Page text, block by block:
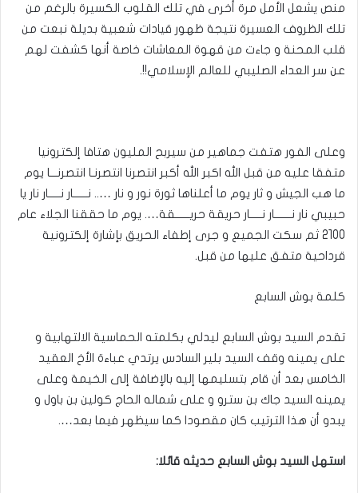
منص يشعل الأمل مرة أخرى في تلك القلوب الكسيرة بالرغم من
تلك الظروف العسيرة نتيجة ظهور قيادات شعبية بديلة نبعت من
قلب المحنة و جاءت من قهوة المعاشات خاصة أنها كشفت لهم
عن سر العداء الصليبي للعالم الإسلامي!!.
وعلى الفور هتفت جماهير من سيربح المليون هتافا إلكترونيا
متفقا عليه من قبل الله اكبر الله أكبر انتصرنا انتصرنـا انتصرنـــا يوم
ما هب الجيش و ثار يوم ما أعلناها ثورة نور و نار ….. نــــــار نـــــار نار يا
حبيبي نار نـــــــار نـــــار حريقة حريــــــقة…. يوم ما حققنا الجلاء عام
2100 ثم سكت الجميع و جرى إطفاء الحريق بإشارة إلكترونية
قرداحية متفق عليها من قبل.
كلمة بوش السابع
تقدم السيد بوش السابع ليدلي بكلمته الحماسية الالتهابية و
على يمينه وقف السيد بلير السادس يرتدي عباءة الأخ العقيد
الخامس بعد أن قام بتسليمها إليه بالإضافة إلى الخيمة وعلى
يمينه السيد جاك بن سترو و على شماله الحاج كولين بن باول و
يبدو أن هذا الترتيب كان مقصودا كما سيظهر فيما بعد….
استهل السيد بوش السابع حديثه قائلا: